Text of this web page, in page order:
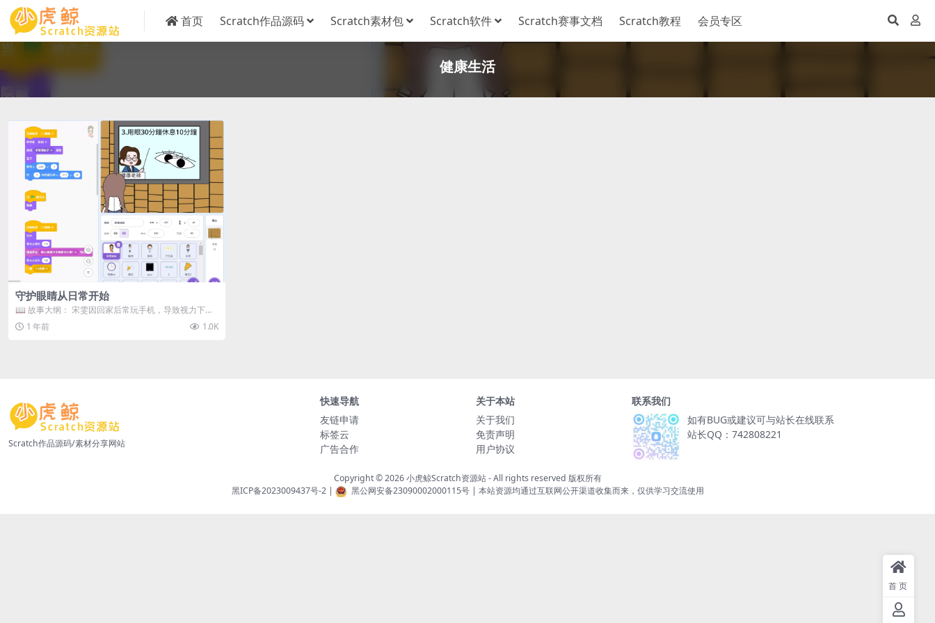
首页 Scratch作品源码 Scratch素材包 Scratch软件 Scratch赛事文档 Scratch教程 会员专区
健康生活
守护眼睛从日常开始
📖 故事大纲：​ 宋雯因回家后常玩手机，导致视力下
降，连黑板都看不清。某天，她在...
1 年前 1.0K
Scratch作品源码/素材分享网站
快速导航
友链申请
标签云
广告合作
关于本站
关于我们
免责声明
用户协议
联系我们
如有BUG或建议可与站长在线联系
站长QQ：742808221
Copyright © 2026小虎鲸Scratch资源站- All rights reserved 版权所有
黑ICP备2023009437号-2| 黑公网安备23090002000115号| 本站资源均通过互联网公开渠道收集而来，仅供学习交流使用
首页